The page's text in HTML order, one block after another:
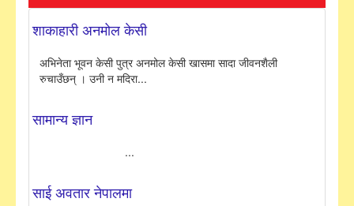
शाकाहारी अनमोल केसी
अभिनेता भूवन केसी पुत्र अनमोल केसी खासमा सादा जीवनशैली
रुचाउँछन् । उनी न मदिरा...
सामान्य ज्ञान
...
साई अवतार नेपालमा